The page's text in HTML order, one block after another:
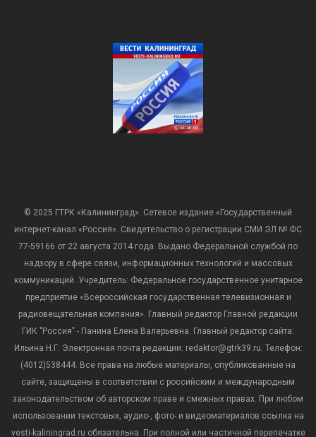
© 2025 ГТРК «Калининград». Сетевое издание «Государственный
интернет-канал «Россия». Свидетельство о регистрации СМИ ЭЛ № ФС
77-59166 от 22 августа 2014 года. Выдано Федеральной службой по
надзору в сфере связи, информационных технологий и массовых
коммуникаций. Учредитель: Федеральное государственное унитарное
предприятие «Всероссийская государственная телевизионная и
радиовещательная компания». Главный редактор Главной редакции
ГИК "Россия" - Панина Елена Валерьевна. Главный редактор сайта:
Ильина Н.Г. Электронная почта редакции: redaktor@gtrk39.ru. Телефон:
(4012)538444. Все права на любые материалы, опубликованные на
сайте, защищены в соответствии с российским и международным
законодательством об авторском праве и смежных правах. При любом
использовании текстовых, аудио-, фото- и видеоматериалов ссылка на
vesti-kaliningrad.ru обязательна. При полной или частичной перепечатке